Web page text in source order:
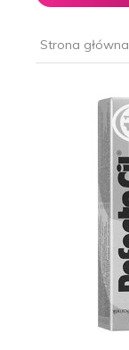
Strona główna